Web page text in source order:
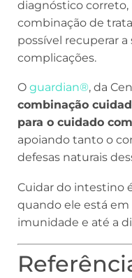
diagnóstico correto,
combinação de
possível recuperar
complicações.
O guardian®, da
combinação
para o cuidado
apoiando tanto o
defesas naturais
Cuidar do intestino
quando ele está em
imunidade e até a